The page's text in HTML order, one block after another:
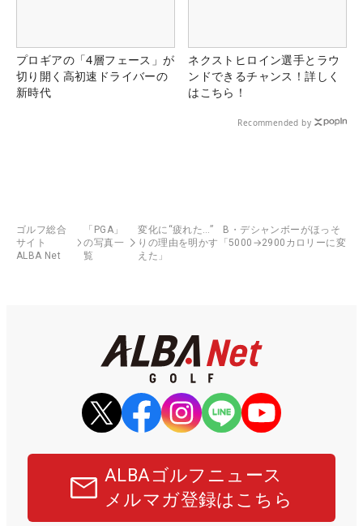
プロギアの「4層フェース」が
切り開く高初速ドライバーの
新時代
ネクストヒロイン選手とラウ
ンドできるチャンス！詳しく
はこちら！
Recommended by
ゴルフ総合
サイト
ALBA Net
「PGA」
の写真一
覧
変化に“疲れた…” B・デシャンボーがほっそ
りの理由を明かす「5000→2900カロリーに変
えた」
ALBAゴルフニュース
メルマガ登録はこちら